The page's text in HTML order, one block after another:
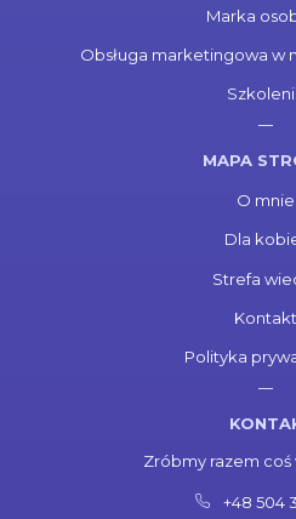
Marka
Obsługa marketingowa w
MAPA
O mnie
Dla
Strefa
Kontakt
Polityka
Zróbmy razem coś
+48 504